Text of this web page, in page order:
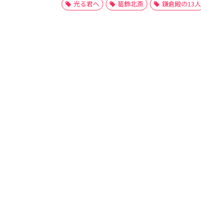
光る君へ 葛飾北斎 鎌倉殿の13人